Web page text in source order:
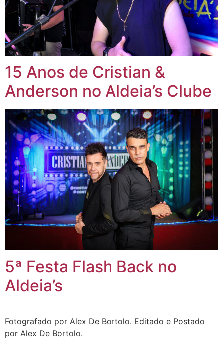
15 Anos de Cristian &
Anderson no Aldeia’s Clube
5ª Festa Flash Back no
Aldeia’s
Fotografado por Alex De Bortolo. Editado e Postado
por Alex De Bortolo.